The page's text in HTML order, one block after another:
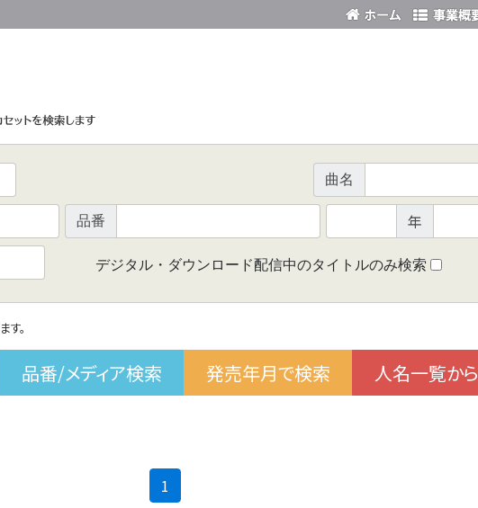
曲名
品番 年
デジタル・ダウンロード配信中のタイトルのみ検索
す。
品番/メディア検索 発売年月で検索 人名一覧か
1